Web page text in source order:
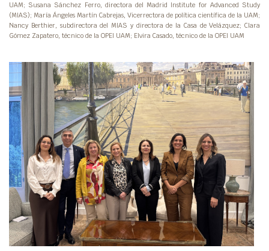
UAM; Susana Sánchez Ferro, directora del Madrid Institute for Advanced Study
(MIAS); María Ángeles Martín Cabrejas, Vicerrectora de política científica de la UAM;
Nancy Berthier, subdirectora del MIAS y directora de la Casa de Velázquez; Clara
Gómez Zapatero, técnico de la OPEI UAM; Elvira Casado, técnico de la OPEI UAM